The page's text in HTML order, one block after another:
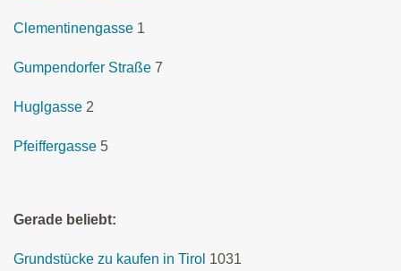
Clementinengasse 1
Gumpendorfer Straße 7
Huglgasse 2
Pfeiffergasse 5
Gerade beliebt:
Grundstücke zu kaufen in Tirol 1031